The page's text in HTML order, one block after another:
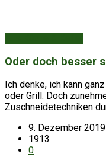
Oder doch besser
Ich denke, ich kann
oder Grill. Doch
Zuschneidetechniken
9. Dezember 2019
1913
0